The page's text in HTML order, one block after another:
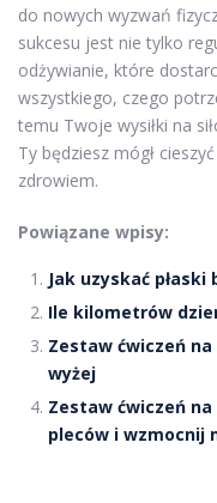
do nowych wyzwań
sukcesu jest nie tylko
odżywianie, które
wszystkiego, czego
temu Twoje wysiłki na
Ty będziesz mógł
zdrowiem.
Powiązane wpisy:
Jak uzyskać
Ile kilometrów
Zestaw ćwiczeń na
wyżej
Zestaw ćwiczeń
pleców i wzmocnij